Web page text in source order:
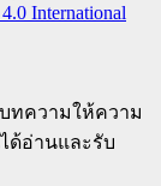
International
บทความให้ความ
ด้อ่านและรับ